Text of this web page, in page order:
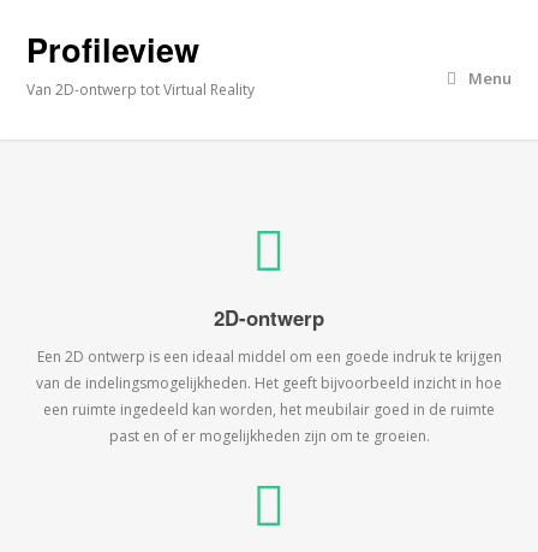
Profileview
Van 2D-ontwerp tot Virtual Reality
Menu
2D-ontwerp
Een 2D ontwerp is een ideaal middel om een goede indruk te krijgen
van de indelingsmogelijkheden. Het geeft bijvoorbeeld inzicht in hoe
een ruimte ingedeeld kan worden, het meubilair goed in de ruimte
past en of er mogelijkheden zijn om te groeien.